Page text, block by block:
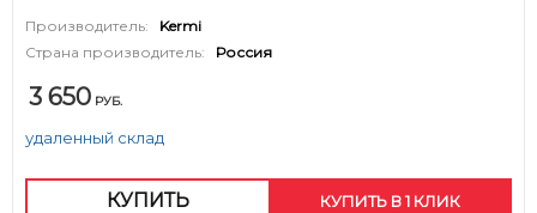
Производитель:
Kermi
Страна производитель:
Россия
3 650 РУБ.
удаленный склад
КУПИТЬ КУПИТЬ В 1 КЛИК